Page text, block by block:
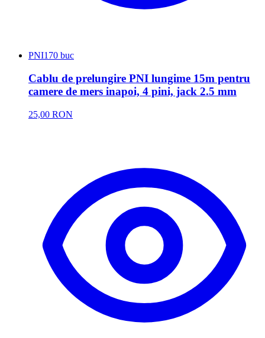
PNI170 buc
Cablu de prelungire PNI lungime 15m pentru
camere de mers inapoi, 4 pini, jack 2.5 mm
25,00 RON